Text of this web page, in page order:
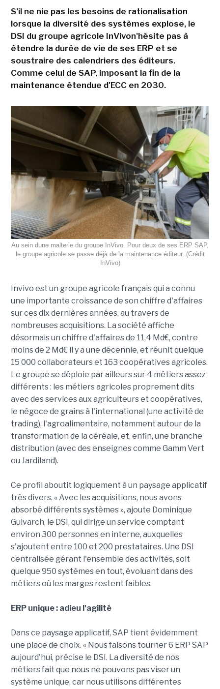
S'il ne nie pas les besoins de rationalisation
lorsque la diversité des systèmes explose, le
DSI du groupe agricole InVivon'hésite pas à
étendre la durée de vie de ses ERP et se
soustraire des calendriers des éditeurs.
Comme celui de SAP, imposant la fin de la
maintenance étendue d'ECC en 2030.
Au sein dune malterie du groupe InVivo. Pour deux de ses ERP SAP,
le groupe agricole se passe déjà de la maintenance éditeur. (Crédit
InVivo)
Invivo est un groupe agricole français qui a connu
une importante croissance de son chiffre d'affaires
sur ces dix dernières années, au travers de
nombreuses acquisitions. La société affiche
désormais un chiffre d'affaires de 11,4 Md€, contre
moins de 2 Md€ il y a une décennie, et réunit quelque
15 000 collaborateurs et 163 coopératives agricoles.
Le groupe se déploie par ailleurs sur 4 métiers assez
différents : les métiers agricoles proprement dits
avec des services aux agriculteurs et coopératives,
le négoce de grains à l'international (une activité de
trading), l'agroalimentaire, notamment autour de la
transformation de la céréale, et, enfin, une branche
distribution (avec des enseignes comme Gamm Vert
ou Jardiland).
Ce profil aboutit logiquement à un paysage applicatif
très divers. « Avec les acquisitions, nous avons
absorbé différents systèmes », ajoute Dominique
Guivarch, le DSI, qui dirige un service comptant
environ 300 personnes en interne, auxquelles
s'ajoutent entre 100 et 200 prestataires. Une DSI
centralisée gérant l'ensemble des activités, soit
quelque 950 systèmes en tout, évoluant dans des
métiers où les marges restent faibles.
ERP unique : adieu l'agilité
Dans ce paysage applicatif, SAP tient évidemment
une place de choix. « Nous faisons tourner 6 ERP SAP
aujourd'hui, précise le DSI. La diversité de nos
métiers fait que nous ne pouvons pas viser un
système unique, car nous utilisons différentes